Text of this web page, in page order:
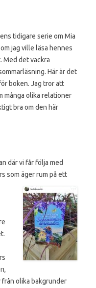
tidigare serie om Mia
jag ville läsa hennes
Med det vackra
Här är det
boken. Jag tror att
många olika relationer
bra om den här
där vi får följa med
som äger rum på ett
från olika bakgrunder